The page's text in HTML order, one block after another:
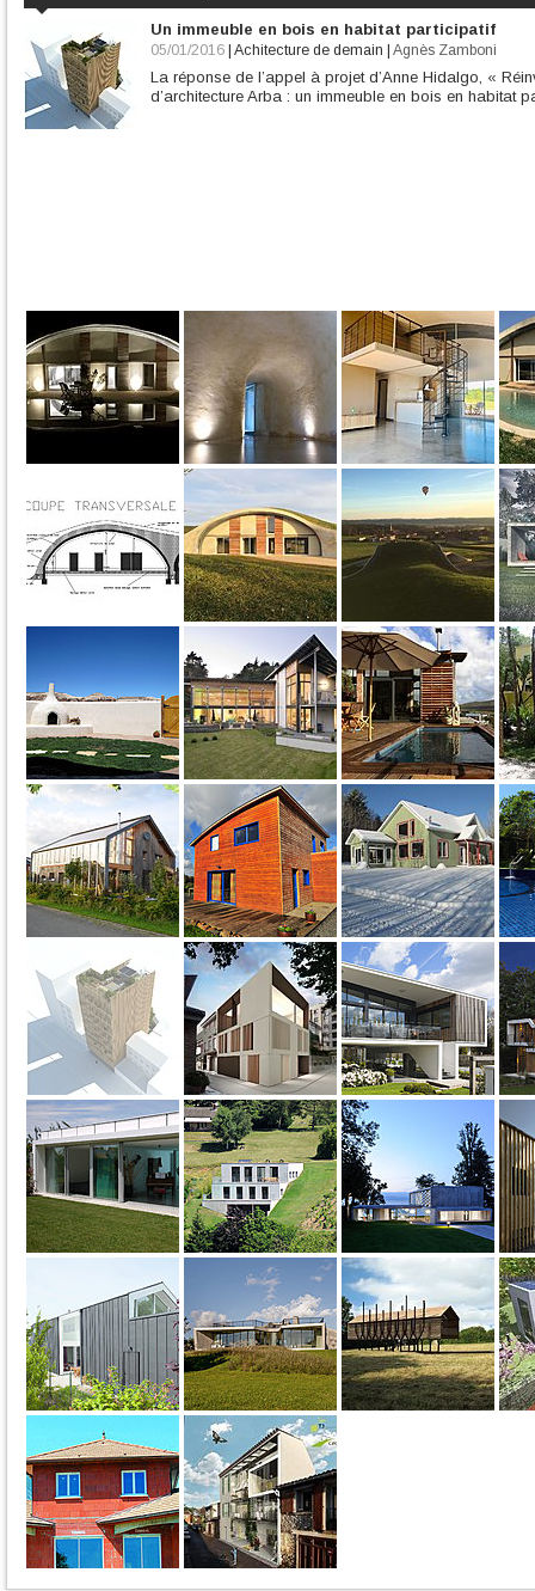
Un immeuble en bois en habitat participatif
05/01/2016 Achitecture de demain Agnès Zamboni
La réponse de l’appel à projet d’Anne Hidalgo, «
d’architecture Arba : un immeuble en bois en habitat